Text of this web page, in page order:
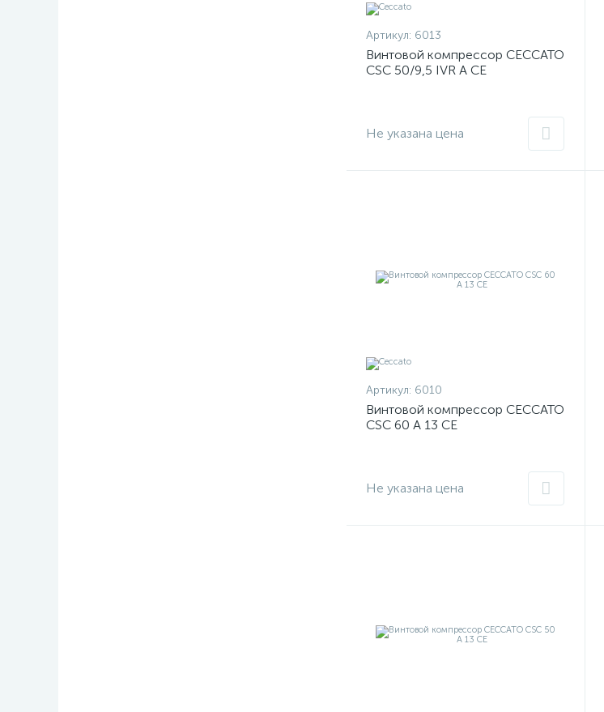
Артикул: 6013
Винтовой компрессор CECCATO
CSC 50/9,5 IVR A CE
Не указана цена
Артикул: 6010
Винтовой компрессор CECCATO
CSC 60 A 13 CE
Не указана цена